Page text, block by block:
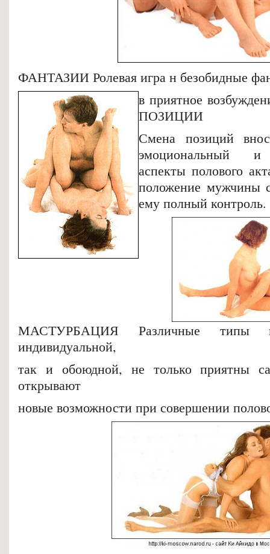
ФАНТАЗИИ Ролевая игра н безобидные
в приятное
ПОЗИЦИИ
Смена позиций
эмоциональный и
аспекты полового
положение мужчины
ему полный контроль.
МАСТУРБАЦИЯ Различные типы
индивидуальной,
так и обоюдной, не только приятны
открывают
новые возможности при совершении